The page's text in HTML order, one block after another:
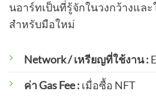
นอาร์ทเป็นที่รู้จักในวงกว้างและ
สำหรับมือใหม่
Network / เหรียญที่ใช้งาน :
ค่า Gas Fee : เมื่อซื้อ NFT